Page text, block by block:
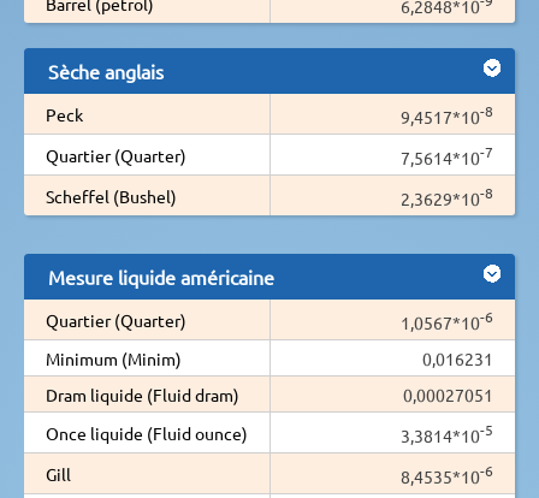
6,2848*10
Sèche anglais
Peck 9,4517*10-8
Quartier (Quarter) 7,5614*10-7
Scheffel (Bushel) 2,3629*10-8
Mesure liquide américaine
Quartier (Quarter) 1,0567*10-6
Minimum (Minim)
0,016231
Dram liquide (Fluid dram)
0,00027051
Once liquide (Fluid ounce)
3,3814*10-5
Gill 8,4535*10-6